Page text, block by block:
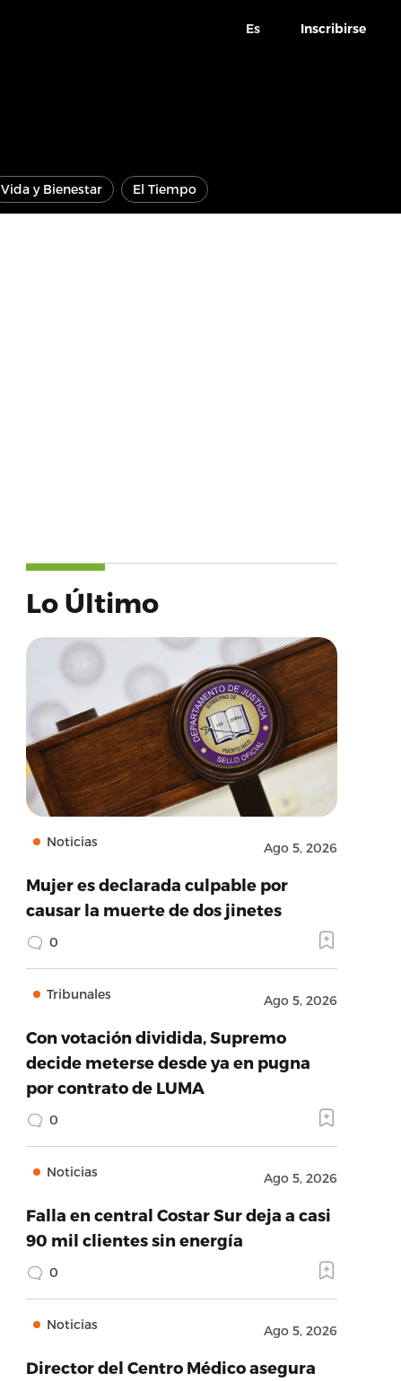
Es Inscribirse
Vida y Bienestar El Tiempo
Lo Último
Noticias Ago 5, 2026
Mujer es declarada culpable por
causar la muerte de dos jinetes
0
Tribunales Ago 5, 2026
Con votación dividida, Supremo
decide meterse desde ya en pugna
por contrato de LUMA
0
Noticias Ago 5, 2026
Falla en central Costar Sur deja a casi
90 mil clientes sin energía
0
Noticias Ago 5, 2026
Director del Centro Médico asegura